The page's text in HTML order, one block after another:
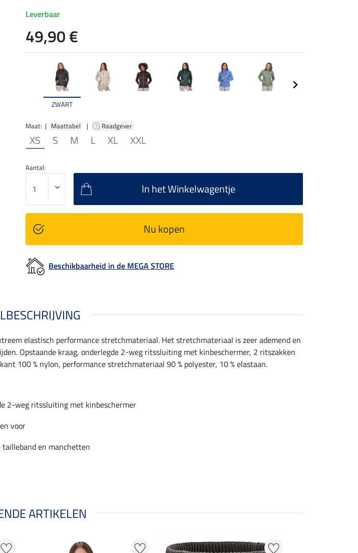
ZWART
Maat: | Maattabel | Raadgever
XS S M L XL XXL
Leverbaar
49,90 €
Aantal:
In het Winkelwagentje
Nu kopen
Beschikbaarheid in de MEGA STORE
elastisch performance stretchmateriaal. Het stretchmateriaal is zeer ademend en
Opstaande kraag, onderlegde 2-weg ritssluiting met kinbeschermer, 2 ritszakken
100 % nylon, performance stretchmateriaal 90 % polyester, 10 % elastaan.
2-weg ritssluiting met kinbeschermer
voor
tailleband en manchetten
ARTIKELEN